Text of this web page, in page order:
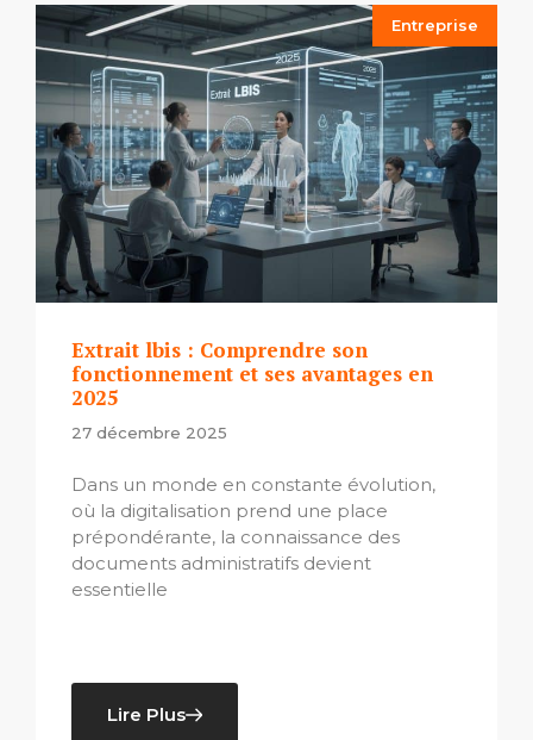
Entreprise
Extrait lbis : Comprendre son
fonctionnement et ses avantages en
2025
27 décembre 2025
Dans un monde en constante évolution,
où la digitalisation prend une place
prépondérante, la connaissance des
documents administratifs devient
essentielle
Lire Plus